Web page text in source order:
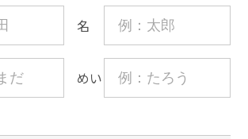
名
めい